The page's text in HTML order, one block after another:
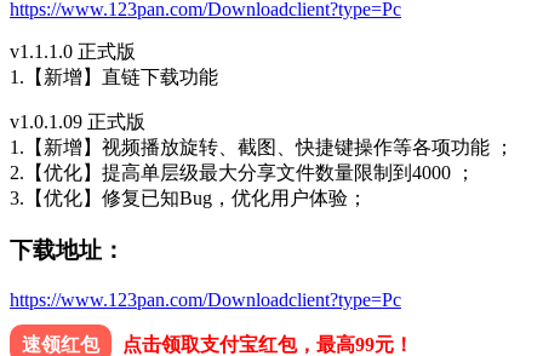
https://www.123pan.com/Downloadclient?type=Pc
v1.1.1.0 正式版
1.【新增】直链下载功能
v1.0.1.09 正式版
1.【新增】视频播放旋转、截图、快捷键操作等各项功能 ；
2.【优化】提高单层级最大分享文件数量限制到4000 ；
3.【优化】修复已知Bug，优化用户体验；
下载地址：
https://www.123pan.com/Downloadclient?type=Pc
速领红包 点击领取支付宝红包，最高99元！